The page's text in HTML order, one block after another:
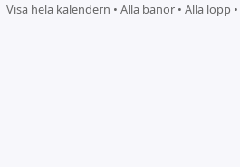
Visa hela kalendern • Alla banor • Alla lopp •